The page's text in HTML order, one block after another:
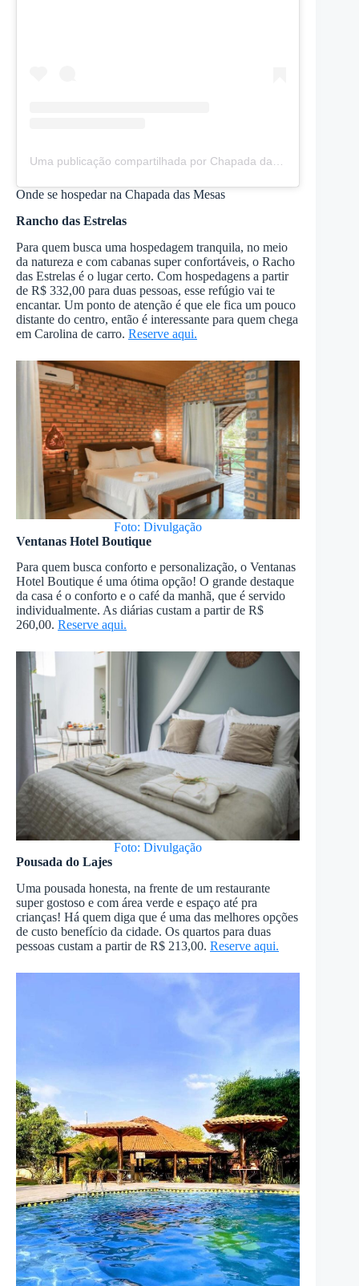
Onde se hospedar na Chapada das Mesas
Rancho das Estrelas
Para quem busca uma hospedagem tranquila, no meio
da natureza e com cabanas super confortáveis, o Racho
das Estrelas é o lugar certo. Com hospedagens a partir
de R$ 332,00 para duas pessoas, esse refúgio vai te
encantar. Um ponto de atenção é que ele fica um pouco
distante do centro, então é interessante para quem chega
em Carolina de carro. Reserve aqui.
Foto: Divulgação
Ventanas Hotel Boutique
Para quem busca conforto e personalização, o Ventanas
Hotel Boutique é uma ótima opção! O grande destaque
da casa é o conforto e o café da manhã, que é servido
individualmente. As diárias custam a partir de R$
260,00. Reserve aqui.
Foto: Divulgação
Pousada do Lajes
Uma pousada honesta, na frente de um restaurante
super gostoso e com área verde e espaço até pra
crianças! Há quem diga que é uma das melhores opções
de custo benefício da cidade. Os quartos para duas
pessoas custam a partir de R$ 213,00. Reserve aqui.